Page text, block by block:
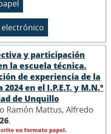
y participación
la escuela técnica.
de experiencia de la
en el I.P.E.T. y M.N.°
de Unquillo
Ramón Mattus, Alfredo
.
en formato papel.